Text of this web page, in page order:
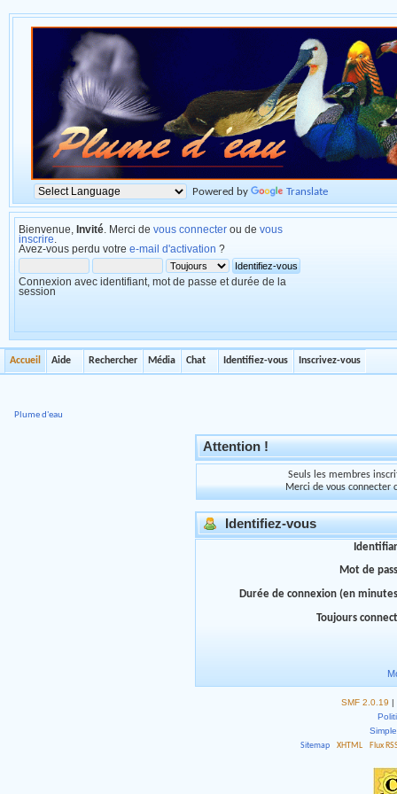
Powered by Translate
Bienvenue, Invité . Merci de vous connecter ou de vous
inscrire
Avez-vous perdu votre e-mail d'activation ?
Connexion avec identifiant, mot de passe et durée de la
session
Accueil Aide Rechercher Média Chat Identifiez-vous Inscrivez-vous
Plume d'eau
Attention !
Seuls les membres
Merci de vous connecter
Identifiez-vous
Mot de
Durée de connexion (en
Toujours
SMF 2.0.19 |
Sitemap
XHTML Flux